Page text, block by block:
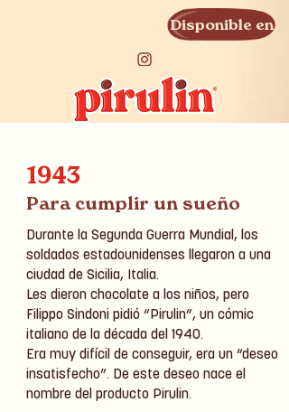
Disponible en
1943
Para cumplir un sueño
Durante la Segunda Guerra Mundial, los
soldados estadounidenses llegaron a una
ciudad de Sicilia, Italia.
Les dieron chocolate a los niños, pero
Filippo Sindoni pidió “Pirulin”, un cómic
italiano de la década del 1940.
Era muy difícil de conseguir, era un “deseo
insatisfecho”. De este deseo nace el
nombre del producto Pirulin.